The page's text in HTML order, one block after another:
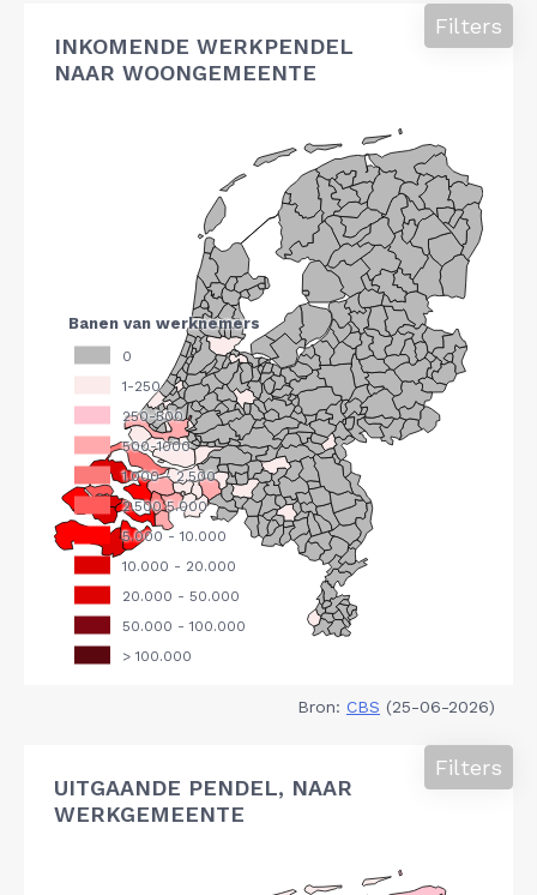
INKOMENDE WERKPENDEL
NAAR WOONGEMEENTE
Filters
Bron: CBS (25-06-2026)
UITGAANDE PENDEL, NAAR
WERKGEMEENTE
Filters